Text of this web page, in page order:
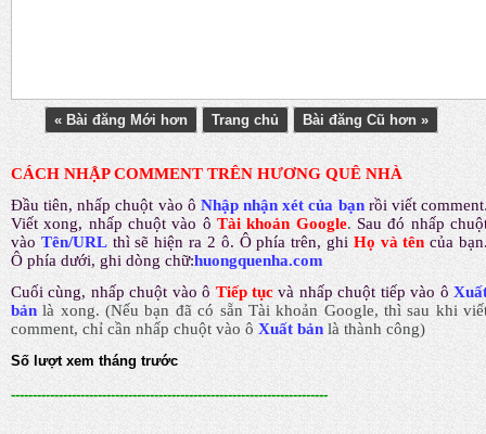
« Bài đăng Mới hơn Trang chủ Bài đăng Cũ hơn »
CÁCH NHẬP COMMENT TRÊN HƯƠNG QUÊ NHÀ
Đầu tiên, nhấp chuột vào ô Nhập nhận xét của bạn rồi viết comment
Viết xong, nhấp chuột vào ô Tài khoản Google. Sau đó nhấp
vào Tên/URL thì sẽ hiện ra 2 ô. Ô phía trên, ghi Họ và tên của
Ô phía dưới, ghi dòng chữ:huongquenha.com
Cuối cùng, nhấp chuột vào ô Tiếp tục và nhấp chuột tiếp vào ô
bản là xong.(Nếu bạn đã có sẵn Tài khoản Google, thì sau khi
comment, chỉ cần nhấp chuột vào ô Xuất bản là thành công)
Số lượt xem tháng trước
-------------------------------------------------------------------------